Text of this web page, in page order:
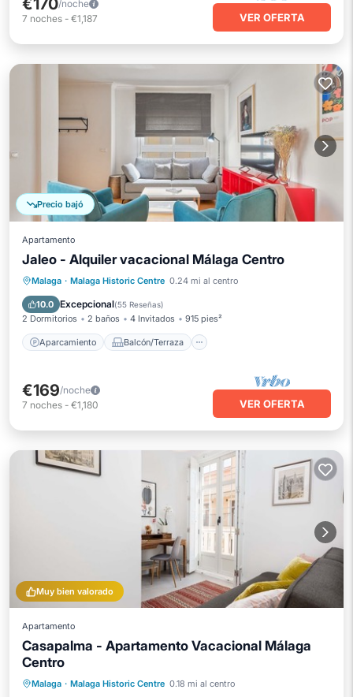
€170/noche
7 noches - €1,187 VER OFERTA
Precio bajó
Apartamento
Jaleo - Alquiler vacacional Málaga Centro
Malaga · Malaga Historic Centre 0.24 mi al centro
10.0 Excepcional(55 Reseñas)
2 Dormitorios 2 baños 4 Invitados 915 pies²
Aparcamiento Balcón/Terraza
Aparcamiento
Balcón/Terraza
Cocina
Aire acondicionado
€169/noche
7 noches - €1,180 VER OFERTA
Muy bien valorado
Apartamento
Casapalma - Apartamento Vacacional Málaga
Centro
Malaga · Malaga Historic Centre 0.18 mi al centro
Aparcamiento
Balcón/Terraza